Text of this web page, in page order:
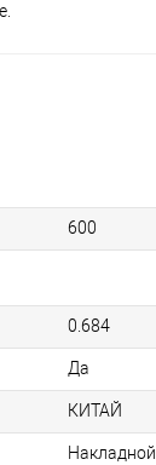
600
0.684
Да
КИТАЙ
Накладной